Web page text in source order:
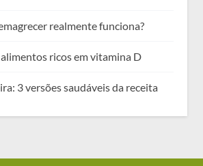
realmente funciona?
ricos em vitamina D
3 versões saudáveis da receita